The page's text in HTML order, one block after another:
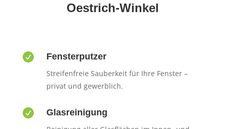
Oestrich-Winkel
 Fensterputzer
Streifenfreie Sauberkeit für Ihre Fenster –
privat und gewerblich.
 Glasreinigung